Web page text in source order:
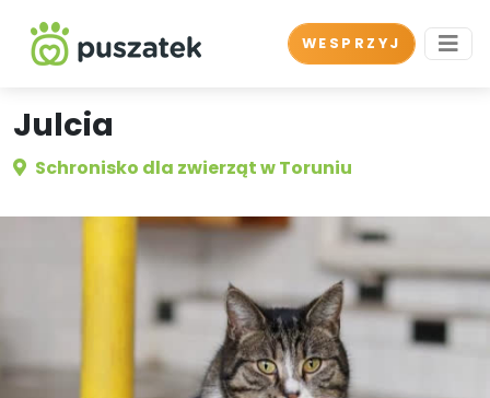
WESPRZYJ
Julcia
Schronisko dla zwierząt w Toruniu